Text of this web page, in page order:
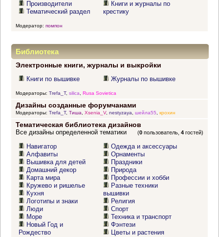
Производители
Тематический раздел
Книги и журналы по
крестику
Модератор: помпон
Библиотека
Электронные книги, журналы и выкройки
Книги по вышивке Журналы по вышивке
Модераторы: Trefa_T, silica Rusa Sovietica
Дизайны созданные форумчанами
Модераторы: Trefa_T, Тиша, Xsenia_V, nestyzaya, шейла55, крохин
Тематическая библиотека дизайнов
(0 пользователь,4 гостей)
Все дизайны определенной тематики
Навигатор
Алфавиты
Вышивка для детей
Домашний декор
Карта мира
Кружево и ришелье
Кухня
Логотипы и знаки
Люди
Море
Новый Год и
Рождество
Одежда и аксессуары
Орнаменты
Праздники
Природа
Профессии и хобби
Разные техники
вышивки
Религия
Спорт
Техника и транспорт
Фэнтези
Цветы и растения